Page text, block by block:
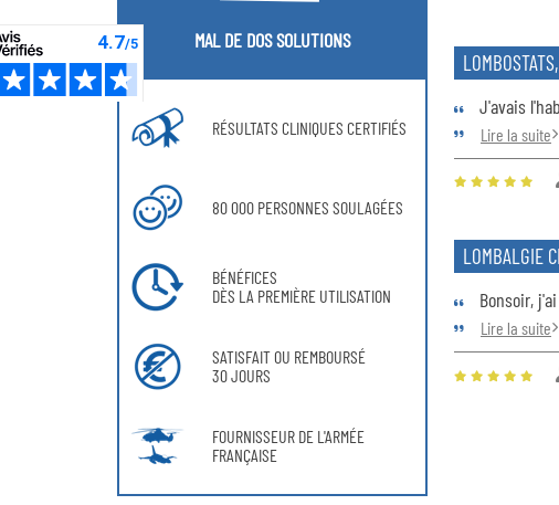
MAL DE DOS SOLUTIONS
RÉSULTATS CLINIQUES CERTIFIÉS
80 000 PERSONNES SOULAGÉES
BÉNÉFICES
DÈS LA PREMIÈRE UTILISATION
SATISFAIT OU REMBOURSÉ
30 JOURS
FOURNISSEUR DE L'ARMÉE
FRANÇAISE
J'avais
Lire la suite
LOMBALGIE
Bonsoir,
Lire la suite